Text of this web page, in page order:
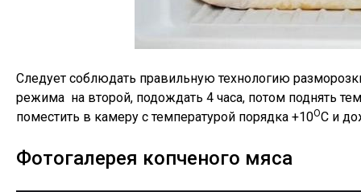
Следует соблюдать правильную технологию
режима на второй, подождать 4 часа, потом поднять
поместить в камеру с температурой порядка +10ОС и
Фотогалерея копченого мяса